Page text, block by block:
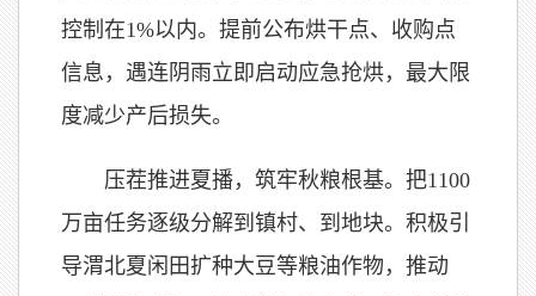
控制在1%以内。提前公布烘干点、收购点
信息，遇连阴雨立即启动应急抢烘，最大限
度减少产后损失。
压茬推进夏播，筑牢秋粮根基。把1100
万亩任务逐级分解到镇村、到地块。积极引
导渭北夏闲田扩种大豆等粮油作物，推动